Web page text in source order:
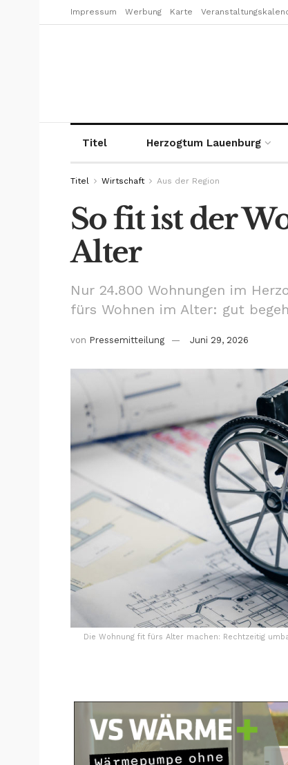
Impressum Werbung Karte
Titel Herzogtum Lauenburg
Titel Wirtschaft Aus der Region
So fit ist der
Alter
Nur 24.800 Wohnungen im
fürs Wohnen im Alter: gut
von Pressemitteilung Juni 29, 2026
Die Wohnung fit fürs Alter machen: Rechtzeitig